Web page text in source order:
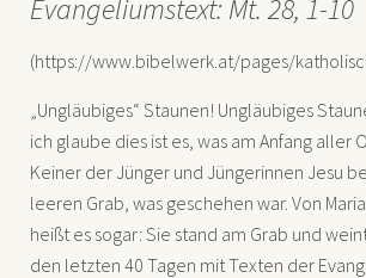
Evangeliumstext: Mt. 28, 1-10
(https://www.bibelwerk.at/pages/
„Ungläubiges“ Staunen! Ungläubiges
ich glaube dies ist es, was am Anfang aller
Keiner der Jünger und Jüngerinnen Jesu
leeren Grab, was geschehen war. Von
heißt es sogar: Sie stand am Grab und
den letzten 40 Tagen mit Texten der